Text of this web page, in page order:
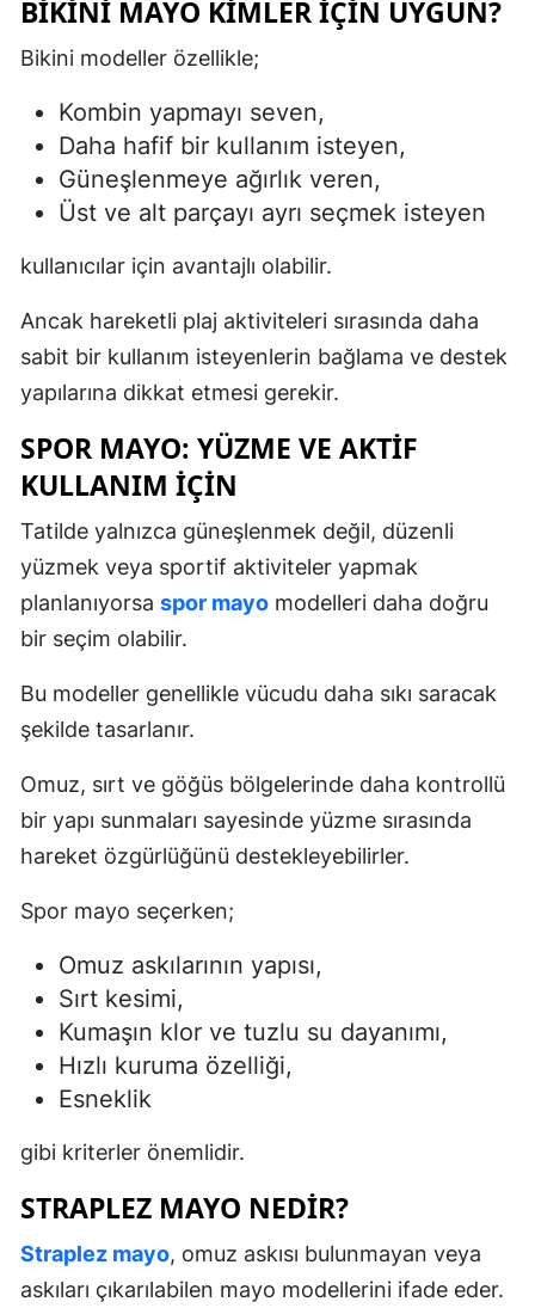
BIKINI MAYO KIMLER İÇIN UYGUN?
Bikini modeller özellikle;
Kombin yapmayı seven,
Daha hafif bir kullanım isteyen,
Güneşlenmeye ağırlık veren,
Üst ve alt parçayı ayrı seçmek isteyen
kullanıcılar için avantajlı olabilir.
Ancak hareketli plaj aktiviteleri sırasında daha
sabit bir kullanım isteyenlerin bağlama ve destek
yapılarına dikkat etmesi gerekir.
SPOR MAYO: YÜZME VE AKTIF
KULLANIM İÇIN
Tatilde yalnızca güneşlenmek değil, düzenli
yüzmek veya sportif aktiviteler yapmak
planlanıyorsa spor mayo modelleri daha doğru
bir seçim olabilir.
Bu modeller genellikle vücudu daha sıkı saracak
şekilde tasarlanır.
Omuz, sırt ve göğüs bölgelerinde daha kontrollü
bir yapı sunmaları sayesinde yüzme sırasında
hareket özgürlüğünü destekleyebilirler.
Spor mayo seçerken;
Omuz askılarının yapısı,
Sırt kesimi,
Kumaşın klor ve tuzlu su dayanımı,
Hızlı kuruma özelliği,
Esneklik
gibi kriterler önemlidir.
STRAPLEZ MAYO NEDIR?
Straplez mayo, omuz askısı bulunmayan veya
askıları çıkarılabilen mayo modellerini ifade eder.